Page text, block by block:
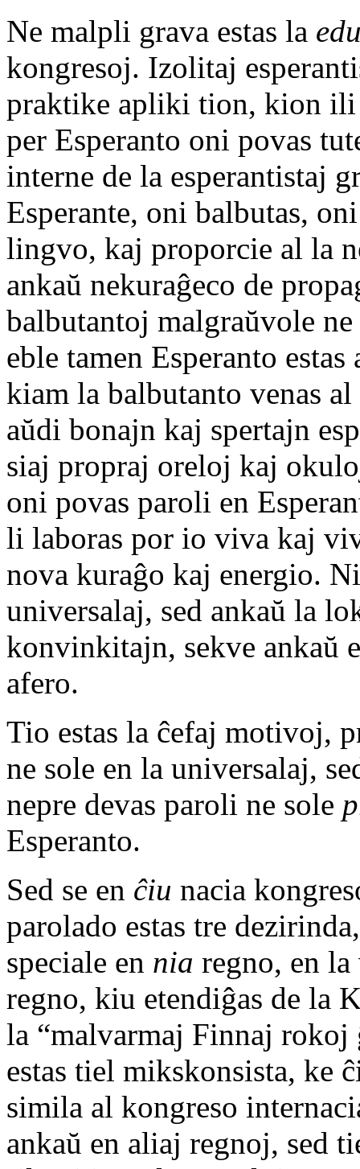
Ne malpli grava estas la
kongresoj. Izolitaj
praktike apliki tion, kion ili
per Esperanto oni povas
interne de la esperantistaj
Esperante, oni balbutas,
lingvo, kaj proporcie al la
ankaŭ nekuraĝeco de
balbutantoj malgraŭvole
eble tamen Esperanto
kiam la balbutanto venas
aŭdi bonajn kaj spertajn
siaj propraj oreloj kaj
oni povas paroli en
li laboras por io viva kaj
nova kuraĝo kaj energio.
universalaj, sed ankaŭ la
konvinkitajn, sekve ankaŭ
afero.
Tio estas la ĉefaj motivoj,
ne sole en la universalaj,
nepre devas paroli ne sole
Esperanto.
Sed se en ĉiu nacia
parolado estas tre
speciale en nia regno, en la
regno, kiu etendiĝas de la
la “malvarmaj Finnaj
estas tiel mikskonsista, ke
simila al kongreso
ankaŭ en aliaj regnoj, sed